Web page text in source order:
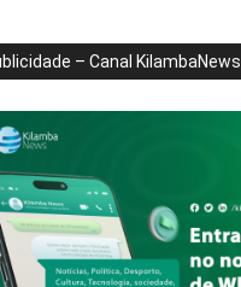
– Canal KilambaNews